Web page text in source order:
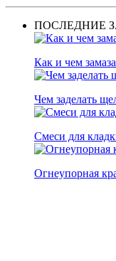
ПОСЛЕДНИЕ
Как и чем
Чем заделать
Смеси для
Огнеупорная